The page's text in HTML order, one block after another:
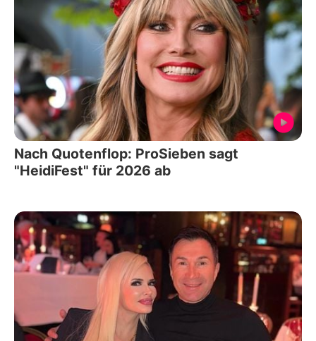
Nach Quotenflop: ProSieben sagt
"HeidiFest" für 2026 ab